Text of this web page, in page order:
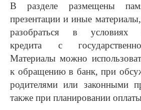
В разделе размещены
презентации и иные
разобраться в условиях
кредита с
Материалы можно
к обращению в банк, при
родителями или законными
также при планировании